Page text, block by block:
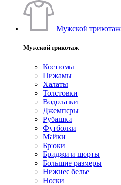
Мужской трикотаж
Мужской трикотаж
Костюмы
Пижамы
Халаты
Толстовки
Водолазки
Джемперы
Рубашки
Футболки
Майки
Брюки
Бриджи и шорты
Большие размеры
Нижнее белье
Носки